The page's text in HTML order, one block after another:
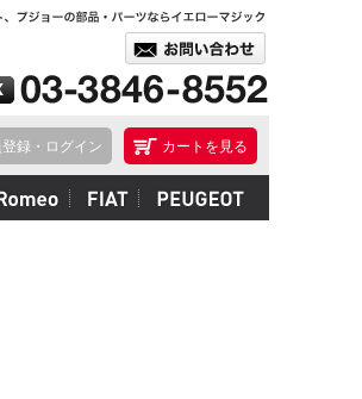
カートを見る
録・ログイン